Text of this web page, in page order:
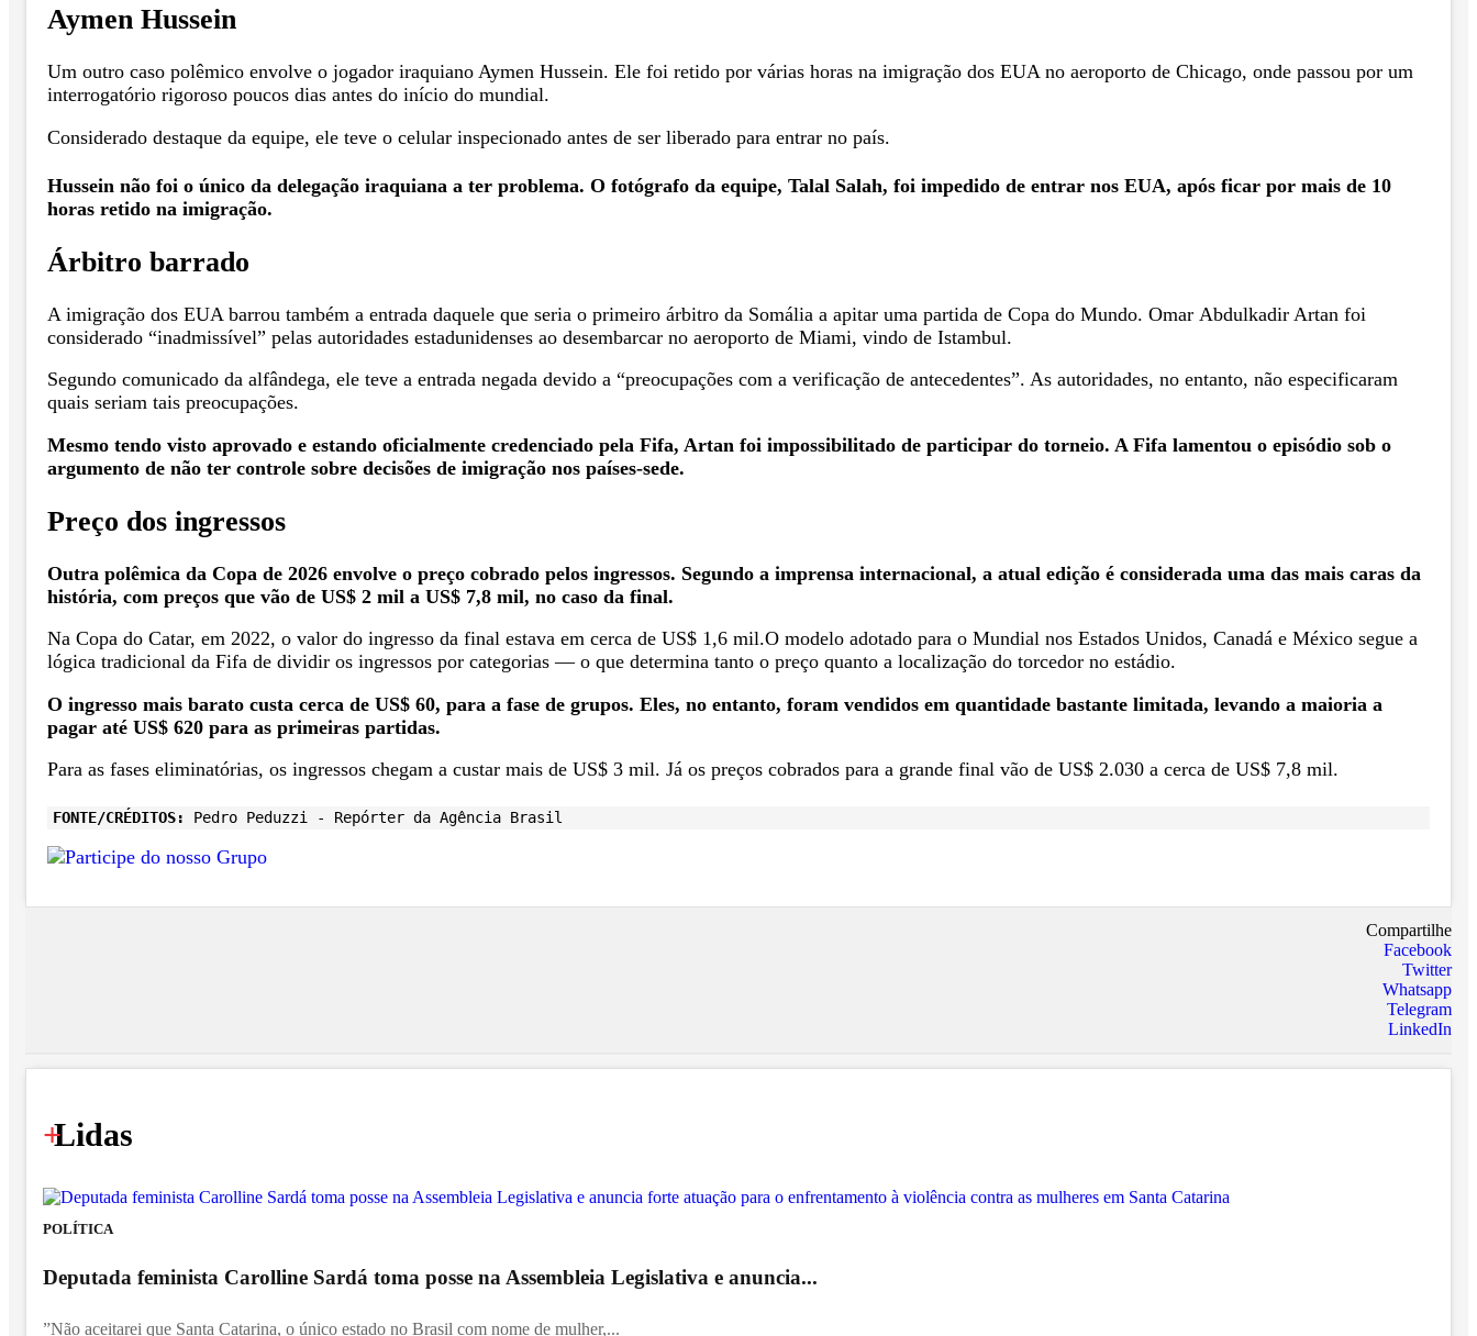
Aymen Hussein
Um outro caso polêmico envolve o jogador iraquiano Aymen Hussein. Ele foi retido por várias horas na imigração dos EUA no aeroporto de Chicago, onde passou por um
interrogatório rigoroso poucos dias antes do início do mundial.
Considerado destaque da equipe, ele teve o celular inspecionado antes de ser liberado para entrar no país.
Hussein não foi o único da delegação iraquiana a ter problema. O fotógrafo da equipe, Talal Salah, foi impedido de entrar nos EUA, após ficar por mais de 10
horas retido na imigração.
Árbitro barrado
A imigração dos EUA barrou também a entrada daquele que seria o primeiro árbitro da Somália a apitar uma partida de Copa do Mundo. Omar Abdulkadir Artan foi
considerado “inadmissível” pelas autoridades estadunidenses ao desembarcar no aeroporto de Miami, vindo de Istambul.
Segundo comunicado da alfândega, ele teve a entrada negada devido a “preocupações com a verificação de antecedentes”. As autoridades, no entanto, não especificaram
quais seriam tais preocupações.
Mesmo tendo visto aprovado e estando oficialmente credenciado pela Fifa, Artan foi impossibilitado de participar do torneio. A Fifa lamentou o episódio sob o
argumento de não ter controle sobre decisões de imigração nos países-sede.
Preço dos ingressos
Outra polêmica da Copa de 2026 envolve o preço cobrado pelos ingressos. Segundo a imprensa internacional, a atual edição é considerada uma das mais caras da
história, com preços que vão de US$ 2 mil a US$ 7,8 mil, no caso da final.
Na Copa do Catar, em 2022, o valor do ingresso da final estava em cerca de US$ 1,6 mil.O modelo adotado para o Mundial nos Estados Unidos, Canadá e México segue a
lógica tradicional da Fifa de dividir os ingressos por categorias — o que determina tanto o preço quanto a localização do torcedor no estádio.
O ingresso mais barato custa cerca de US$ 60, para a fase de grupos. Eles, no entanto, foram vendidos em quantidade bastante limitada, levando a maioria a
pagar até US$ 620 para as primeiras partidas.
Para as fases eliminatórias, os ingressos chegam a custar mais de US$ 3 mil. Já os preços cobrados para a grande final vão de US$ 2.030 a cerca de US$ 7,8 mil.
FONTE/CRÉDITOS: Pedro Peduzzi - Repórter da Agência Brasil
Compartilhe
Facebook
Twitter
Whatsapp
Telegram
LinkedIn
+
Lidas
POLÍTICA
Deputada feminista Carolline Sardá toma posse na Assembleia Legislativa e anuncia...
”Não aceitarei que Santa Catarina, o único estado no Brasil com nome de mulher,...